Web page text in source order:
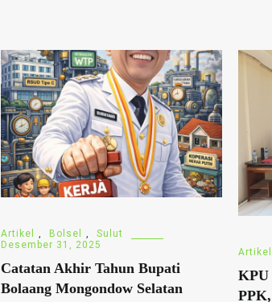
Artikel , Bolsel ,
Sulut
Desember 31, 2025
Catatan Akhir Tahun Bupati
Bolaang Mongondow Selatan
Artikel
KPU